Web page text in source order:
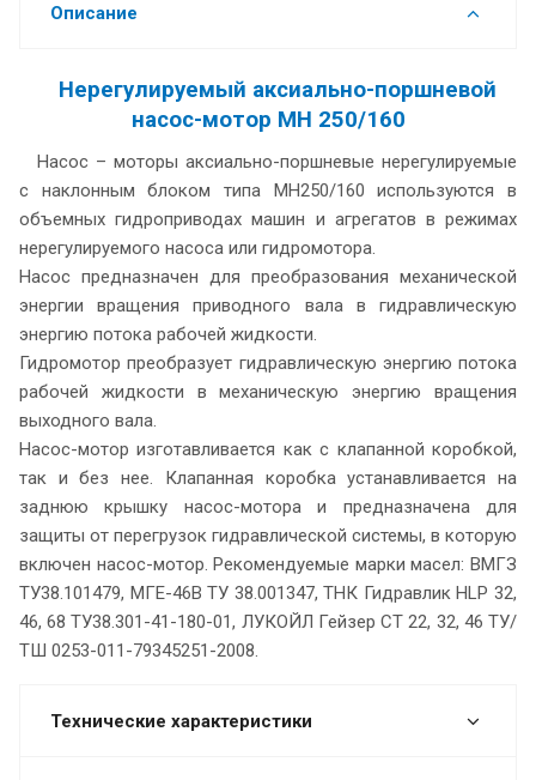
Описание
Нерегулируемый аксиально-поршневой
насос-мотор МН 250/160
Насос – моторы аксиально-поршневые нерегулируемые
с наклонным блоком типа МН250/160 используются в
объемных гидроприводах машин и агрегатов в режимах
нерегулируемого насоса или гидромотора.
Насос предназначен для преобразования механической
энергии вращения приводного вала в гидравлическую
энергию потока рабочей жидкости.
Гидромотор преобразует гидравлическую энергию потока
рабочей жидкости в механическую энергию вращения
выходного вала.
Насос-мотор изготавливается как с клапанной коробкой,
так и без нее. Клапанная коробка устанавливается на
заднюю крышку насос-мотора и предназначена для
защиты от перегрузок гидравлической системы, в которую
включен насос-мотор. Рекомендуемые марки масел: ВМГЗ
ТУ38.101479, МГЕ-46В ТУ 38.001347, ТНК Гидравлик HLP 32,
46, 68 ТУ38.301-41-180-01, ЛУКОЙЛ Гейзер СТ 22, 32, 46 ТУ/
ТШ 0253-011-79345251-2008.
Технические характеристики